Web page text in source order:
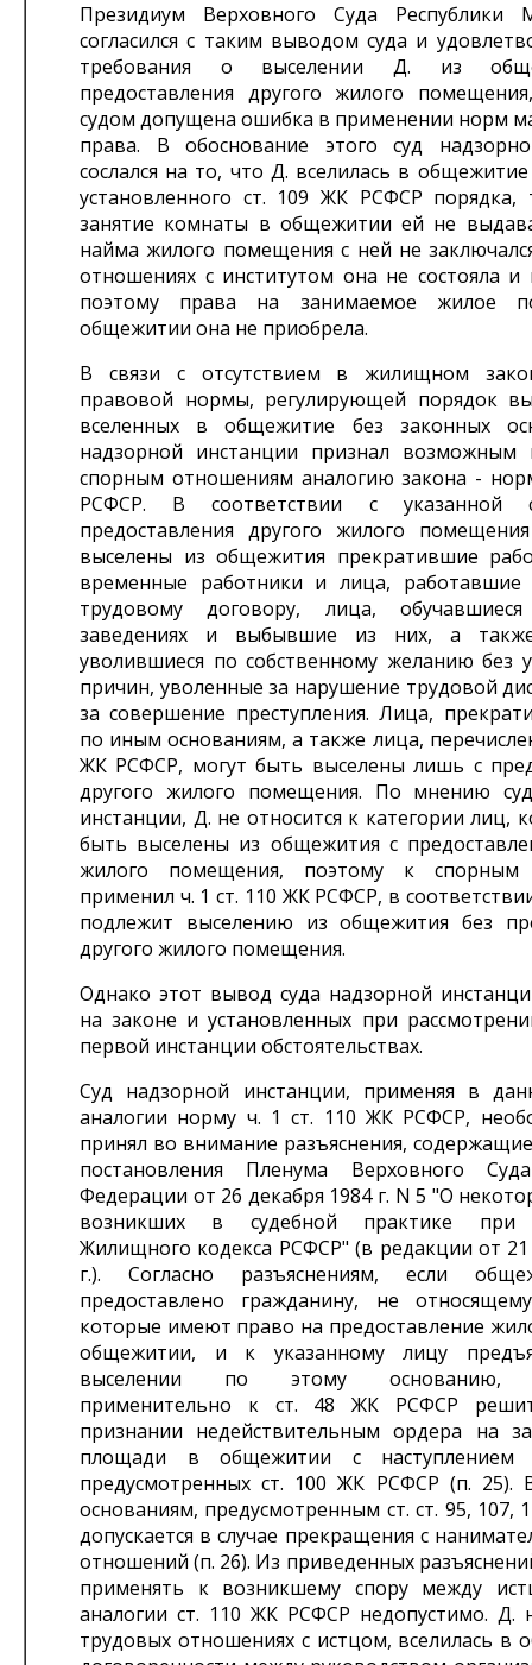
Президиум Верховного Суда Республики
согласился с таким выводом суда и
требования о выселении Д. из
предоставления другого жилого
судом допущена ошибка в применении норм
права. В обоснование этого суд
сослался на то, что Д. вселилась в
установленного ст. 109 ЖК РСФСР порядка,
занятие комнаты в общежитии ей не
найма жилого помещения с ней не
отношениях с институтом она не состояла и
поэтому права на занимаемое жилое
общежитии она не приобрела.
В связи с отсутствием в жилищном
правовой нормы, регулирующей порядок
вселенных в общежитие без законных
надзорной инстанции признал возможным
спорным отношениям аналогию закона -
РСФСР. В соответствии с указанной
предоставления другого жилого
выселены из общежития прекратившие
временные работники и лица, работавшие
трудовому договору, лица,
заведениях и выбывшие из них, а
уволившиеся по собственному желанию без
причин, уволенные за нарушение трудовой
за совершение преступления. Лица,
по иным основаниям, а также лица,
ЖК РСФСР, могут быть выселены лишь с
другого жилого помещения. По мнению
инстанции, Д. не относится к категории лиц,
быть выселены из общежития с
жилого помещения, поэтому к спорным
применил ч. 1 ст. 110 ЖК РСФСР, в
подлежит выселению из общежития без
другого жилого помещения.
Однако этот вывод суда надзорной
на законе и установленных при
первой инстанции обстоятельствах.
Суд надзорной инстанции, применяя в
аналогии норму ч. 1 ст. 110 ЖК РСФСР,
принял во внимание разъяснения,
постановления Пленума Верховного
Федерации от 26 декабря 1984 г. N 5 "О
возникших в судебной практике при
Жилищного кодекса РСФСР" (в редакции от 21
г.). Согласно разъяснениям, если
предоставлено гражданину, не
которые имеют право на предоставление
общежитии, и к указанному лицу
выселении по этому основанию,
применительно к ст. 48 ЖК РСФСР
признании недействительным ордера на
площади в общежитии с наступлением
предусмотренных ст. 100 ЖК РСФСР (п. 25).
основаниям, предусмотренным ст. ст. 95, 107,
допускается в случае прекращения с
отношений (п. 26). Из приведенных
применять к возникшему спору между
аналогии ст. 110 ЖК РСФСР недопустимо. Д.
трудовых отношениях с истцом, вселилась в